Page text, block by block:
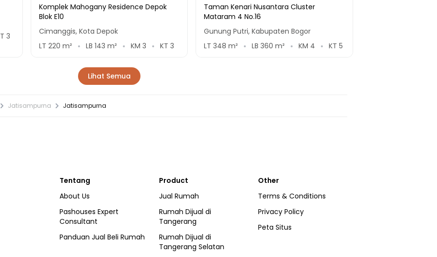
3
Komplek Mahogany Residence Depok
Blok E10
Cimanggis, Kota Depok
LT 220 m² LB 143 m² KM 3 KT 3
Taman Kenari Nusantara Cluster
Mataram 4 No.16
Gunung Putri, Kabupaten Bogor
LT348 m² LB360 m² KM 4 KT5
Lihat Semua
Jatisampurna Jatisampurna
Tentang
About Us
Pashouses Expert
Consultant
Panduan Jual Beli Rumah
Product
Jual Rumah
Rumah Dijual di
Tangerang
Rumah Dijual di
Tangerang Selatan
Other
Terms & Conditions
Privacy Policy
Peta Situs